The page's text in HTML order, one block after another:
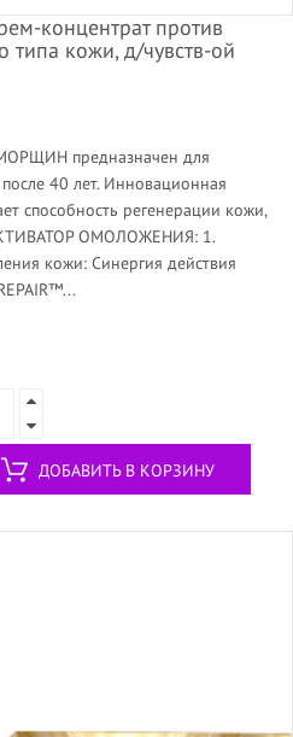
концентрат против
кожи, д/чувств-ой
предназначен для
40 лет. Инновационная
способность регенерации кожи,
ОМОЛОЖЕНИЯ: 1.
кожи: Синергия действия
ДОБАВИТЬ В КОРЗИНУ